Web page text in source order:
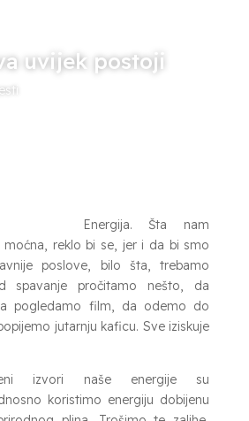
uvijek postoji
Energija. Šta nam
moćna, reklo bi se, jer i da bi smo
poslove, bilo šta, trebamo
spavanje pročitamo nešto, da
pogledamo film, da odemo do
jutarnju kaficu. Sve iziskuje
izvori naše energije su
koristimo energiju dobijenu